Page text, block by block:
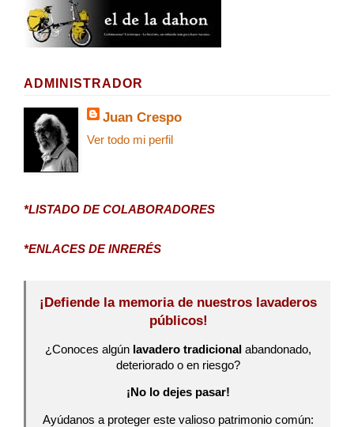
ADMINISTRADOR
Juan Crespo
Ver todo mi perfil
*LISTADO DE COLABORADORES
*ENLACES DE INRERÉS
¡Defiende la memoria de nuestros lavaderos
públicos!
¿Conoces algún lavadero tradicional abandonado,
deteriorado o en riesgo?
¡No lo dejes pasar!
Ayúdanos a proteger este valioso patrimonio común: